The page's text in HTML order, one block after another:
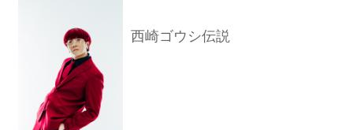
西崎ゴウシ伝説